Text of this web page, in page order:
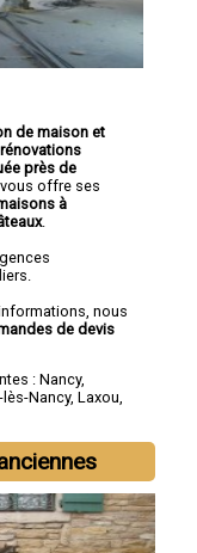
de maison et
rénovations
près de
vous offre ses
à
.
nous
de devis
: Nancy,
Nancy, Laxou,